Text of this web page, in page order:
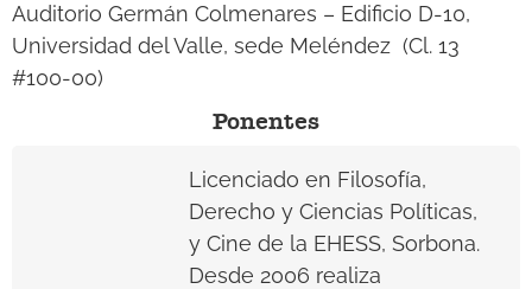
Auditorio Germán Colmenares – Edificio D-10,
Universidad del Valle, sede Meléndez (Cl. 13
#100-00)
Ponentes
Licenciado en Filosofía,
Derecho y Ciencias Políticas,
y Cine de la EHESS, Sorbona.
Desde 2006 realiza